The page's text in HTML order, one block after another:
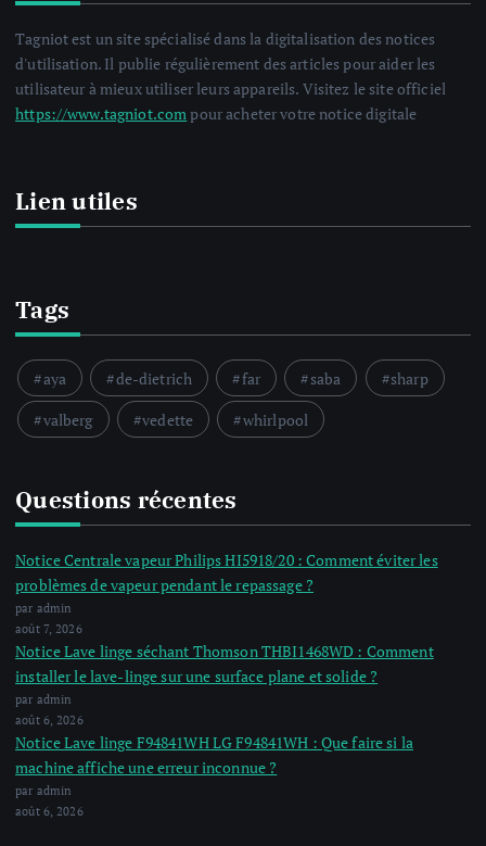
Tagniot est un site spécialisé dans la digitalisation des notices
d'utilisation. Il publie régulièrement des articles pour aider les
utilisateur à mieux utiliser leurs appareils. Visitez le site officiel
https://www.tagniot.compour acheter votre notice digitale
Lien utiles
Tags
aya de-dietrich far saba
sharp
valberg
vedette whirlpool
Questions récentes
Notice Centrale vapeur Philips HI5918/20 : Comment éviter les
problèmes de vapeur pendant le repassage ?
par admin
août 7, 2026
Notice Lave linge séchant Thomson THBI1468WD : Comment
installer le lave-linge sur une surface plane et solide ?
par admin
août 6, 2026
Notice Lave linge F94841WH LG F94841WH : Que faire si la
machine affiche une erreur inconnue ?
par admin
août 6, 2026